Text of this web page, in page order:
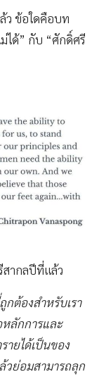
ว ข้อใดคือบท
ได้” กับ “ศักดิ์ศรี
สากลปีที่แล้ว
ต้องสำหรับเรา
ลักการและ
ายได้เป็นของ
วย่อมสามารถลุก